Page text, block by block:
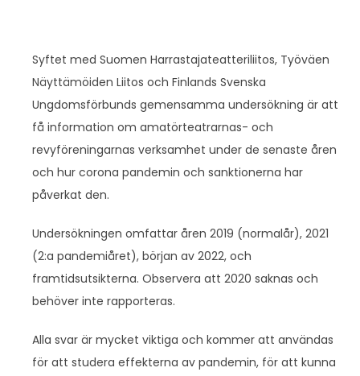
Syftet med Suomen Harrastajateatteriliitos, Työväen
Näyttämöiden Liitos och Finlands Svenska
Ungdomsförbunds gemensamma undersökning är att
få information om amatörteatrarnas- och
revyföreningarnas verksamhet under de senaste åren
och hur corona pandemin och sanktionerna har
påverkat den.
Undersökningen omfattar åren 2019 (normalår), 2021
(2:a pandemiåret), början av 2022, och
framtidsutsikterna. Observera att 2020 saknas och
behöver inte rapporteras.
Alla svar är mycket viktiga och kommer att användas
för att studera effekterna av pandemin, för att kunna